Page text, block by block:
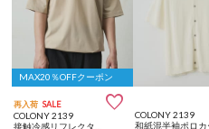
MAX20％OFFクーポン
再入荷 SALE 
COLONY 2139
COLONY 2139